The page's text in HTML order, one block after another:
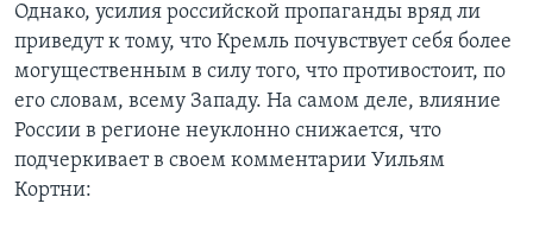
Однако, усилия российской пропаганды вряд ли
приведут к тому, что Кремль почувствует себя более
могущественным в силу того, что противостоит, по
его словам, всему Западу. На самом деле, влияние
России в регионе неуклонно снижается, что
подчеркивает в своем комментарии Уильям
Кортни: